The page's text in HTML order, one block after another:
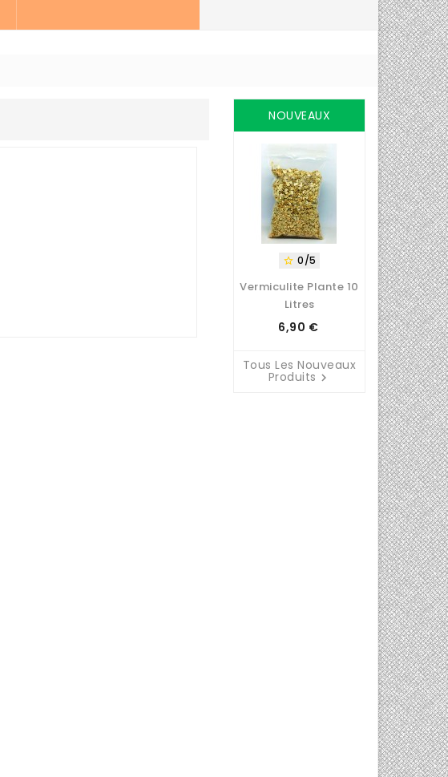
NOUVEAUX
PRODUITS
 0/5
Vermiculite Plante 10
Litres
Prix
6,90 €
Tous Les Nouveaux
Produits 